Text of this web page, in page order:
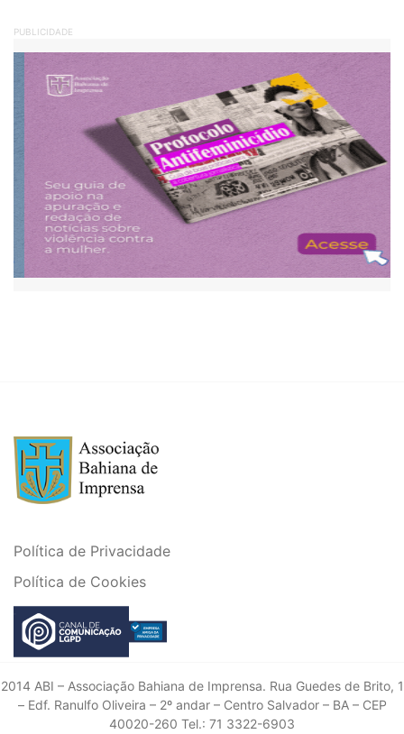
PUBLICIDADE
Política de Privacidade
Política de Cookies
2014 ABI – Associação Bahiana de Imprensa. Rua Guedes de Brito, 1
– Edf. Ranulfo Oliveira – 2º andar – Centro Salvador – BA – CEP
40020-260 Tel.: 71 3322-6903